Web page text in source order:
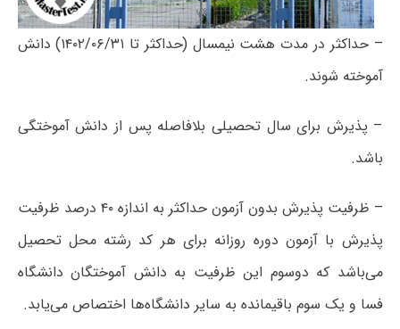
– حداکثر در مدت هشت نیمسال (حداکثر تا ۱۴۰۲/۰۶/۳۱) دانش
آموخته شوند.
– پذیرش برای سال تحصیلی بلافاصله پس از دانش آموختگی
باشد.
– ظرفیت پذیرش بدون آزمون حداکثر به اندازه ۴۰ درصد ظرفیت
پذیرش با آزمون دوره روزانه برای هر کد رشته محل تحصیل
می‌باشد که دوسوم این ظرفیت به دانش آموختگان دانشگاه
فسا و یک سوم باقیمانده به سایر دانشگاه‌ها اختصاص می‌یابد.